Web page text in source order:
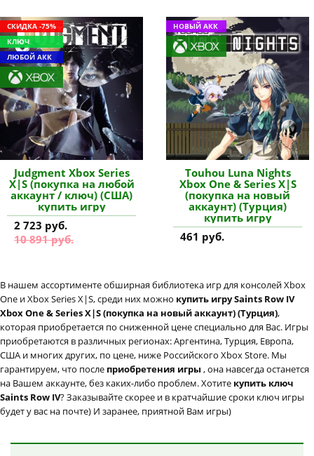
СКИДКА -75%
КЛЮЧ
ЛЮБОЙ АКК
Judgment Xbox Series
X|S (покупка на любой
аккаунт / ключ) (США)
купить игру
2 723 руб.
10 891 руб.
НОВЫЙ АКК
Touhou Luna Nights
Xbox One & Series X|S
(покупка на новый
аккаунт) (Турция)
купить игру
461 руб.
В нашем ассортименте обширная библиотека игр для консолей Xbox
One и Xbox Series X|S, среди них можно купить игру Saints Row IV
Xbox One & Series X|S (покупка на новый аккаунт) (Турция),
которая приобретается по сниженной цене специально для Вас. Игры
приобретаются в различных регионах: Аргентина, Турция, Европа,
США и многих других, по цене, ниже Российского Xbox Store. Мы
гарантируем, что после приобретения игры , она навсегда останется
на Вашем аккаунте, без каких-либо проблем. Хотите купить ключ
Saints Row IV? Заказывайте скорее и в кратчайшие сроки ключ игры
будет у вас на почте) И заранее, приятной Вам игры)